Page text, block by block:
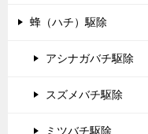
蜂（ハチ）駆除
アシナガバチ駆除
スズメバチ駆除
ミツバチ駆除